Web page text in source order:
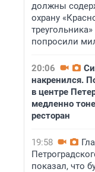
должны
охрану
попросили
20:06
накренился.
в центре
медленно
ресторан
19:58
показал, что